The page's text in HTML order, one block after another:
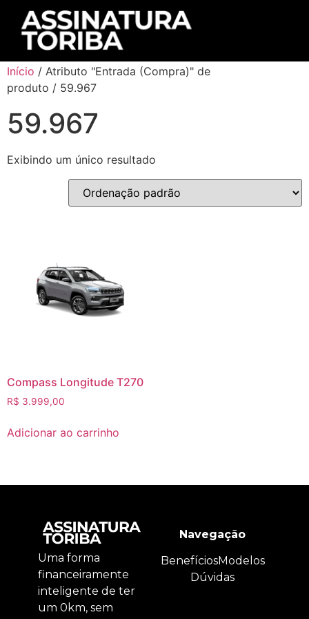
Início / Atributo "Entrada (Compra)" de
produto / 59.967
59.967
Exibindo um único resultado
Compass Longitude T270
R$ 3.999,00
Adicionar ao carrinho
Uma forma
financeiramente
inteligente de ter
um 0km, sem
Navegação
BenefíciosModelos
Dúvidas